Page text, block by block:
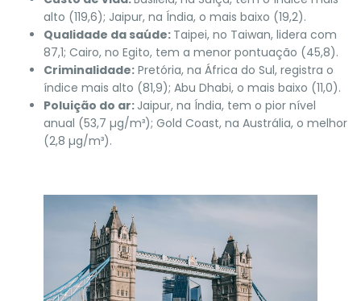
alto (119,6); Jaipur, na Índia, o mais baixo (19,2).
Qualidade da saúde: Taipei, no Taiwan, lidera com
87,1; Cairo, no Egito, tem a menor pontuação (45,8).
Criminalidade: Pretória, na África do Sul, registra o
índice mais alto (81,9); Abu Dhabi, o mais baixo (11,0).
Poluição do ar: Jaipur, na Índia, tem o pior nível
anual (53,7 µg/m³); Gold Coast, na Austrália, o melhor
(2,8 µg/m³).